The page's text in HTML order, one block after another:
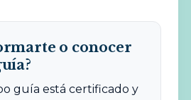
o conocer
guía está certificado y